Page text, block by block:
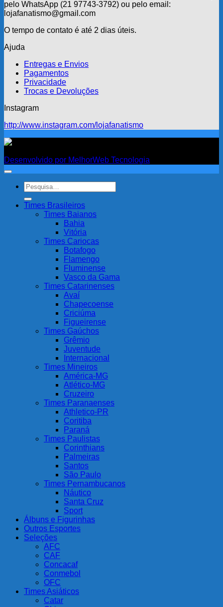
pelo WhatsApp (21 97743-3792) ou pelo email:
lojafanatismo@gmail.com
O tempo de contato é até 2 dias úteis.
Ajuda
Entregas e Envios
Pagamentos
Privacidade
Trocas e Devoluções
Instagram
http://www.instagram.com/lojafanatismo
Desenvolvido por MelhorWeb Tecnologia
Pesquisar
por:
Times Brasileiros
Times Baianos
Bahia
Vitória
Times Cariocas
Botafogo
Flamengo
Fluminense
Vasco da Gama
Times Catarinenses
Avaí
Chapecoense
Criciúma
Figueirense
Times Gaúchos
Grêmio
Juventude
Internacional
Times Mineiros
América-MG
Atlético-MG
Cruzeiro
Times Paranaenses
Athletico-PR
Coritiba
Paraná
Times Paulistas
Corinthians
Palmeiras
Santos
São Paulo
Times Pernambucanos
Náutico
Santa Cruz
Sport
Álbuns e Figurinhas
Outros Esportes
Seleções
AFC
CAF
Concacaf
Conmebol
OFC
Times Asiáticos
Catar